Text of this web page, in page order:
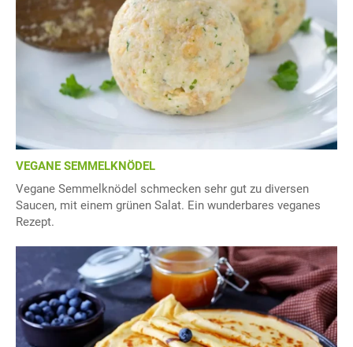
VEGANE SEMMELKNÖDEL
Vegane Semmelknödel schmecken sehr gut zu diversen
Saucen, mit einem grünen Salat. Ein wunderbares veganes
Rezept.